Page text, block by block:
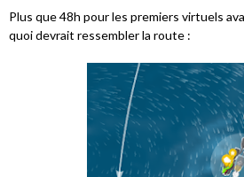
Plus que 48h pour les premiers virtuels
quoi devrait ressembler la route :